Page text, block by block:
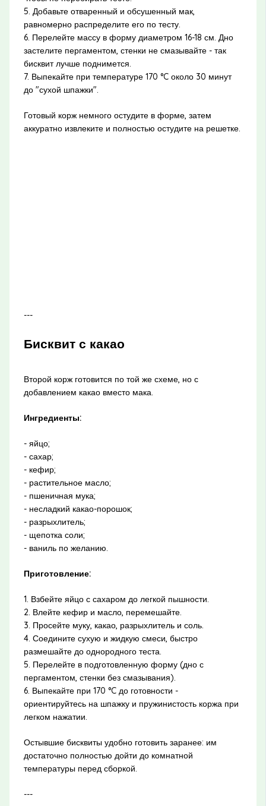
5. Добавьте отваренный и обсушенный мак,
равномерно распределите его по тесту.
6. Перелейте массу в форму диаметром 16-18 см. Дно
застелите пергаментом, стенки не смазывайте - так
бисквит лучше поднимется.
7. Выпекайте при температуре 170 °C около 30 минут
до "сухой шпажки".
Готовый корж немного остудите в форме, затем
аккуратно извлеките и полностью остудите на решетке.
---
Бисквит с какао
Второй корж готовится по той же схеме, но с
добавлением какао вместо мака.
Ингредиенты:
- яйцо;
- сахар;
- кефир;
- растительное масло;
- пшеничная мука;
- несладкий какао-порошок;
- разрыхлитель;
- щепотка соли;
- ваниль по желанию.
Приготовление:
1. Взбейте яйцо с сахаром до легкой пышности.
2. Влейте кефир и масло, перемешайте.
3. Просейте муку, какао, разрыхлитель и соль.
4. Соедините сухую и жидкую смеси, быстро
размешайте до однородного теста.
5. Перелейте в подготовленную форму (дно с
пергаментом, стенки без смазывания).
6. Выпекайте при 170 °C до готовности -
ориентируйтесь на шпажку и пружинистость коржа при
легком нажатии.
Остывшие бисквиты удобно готовить заранее: им
достаточно полностью дойти до комнатной
температуры перед сборкой.
---